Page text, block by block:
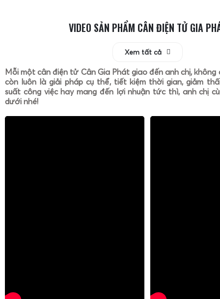
VIDEO SẢN PHẨM CÂN ĐIỆN TỬ GIA
Xem tất cả
Mỗi một cân điện tử Cân Gia Phát giao đến anh chị, không
còn luôn là giải pháp cụ thể, tiết kiệm thời gian, giảm
suất công việc hay mang đến lợi nhuận tức thì, anh chị
dưới nhé!